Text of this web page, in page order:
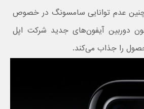
عدم توانایی سامسونگ در خصوص
دوربین آیفون‌های جدید شرکت اپل
را جذاب می‌کند.